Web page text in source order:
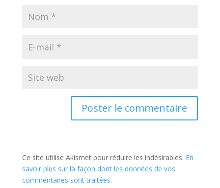
Ce site utilise Akismet pour réduire les indésirables. En
savoir plus sur la façon dont les données de vos
commentaires sont traitées.